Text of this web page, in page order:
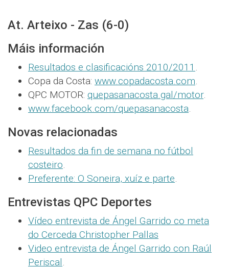
At. Arteixo - Zas (6-0)
Máis información
Resultados e clasificacións 2010/2011 .
Copa da Costa: www.copadacosta.com.
QPC MOTOR: quepasanacosta.gal/motor.
www.facebook.com/quepasanacosta.
Novas relacionadas
Resultados da fin de semana no fútbol
costeiro.
Preferente: O Soneira, xuíz e parte.
Entrevistas QPC Deportes
Vídeo entrevista de Ángel Garrido co meta
do Cerceda Christopher Pallas
Video entrevista de Ángel Garrido con Raúl
Periscal.